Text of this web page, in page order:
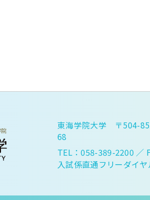
東海学院大学 〒504-
68
TEL：058-389-2200 ／
入試係直通フリーダイ